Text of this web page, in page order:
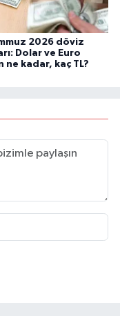
2026 döviz
Dolar ve Euro
ne kadar, kaç TL?